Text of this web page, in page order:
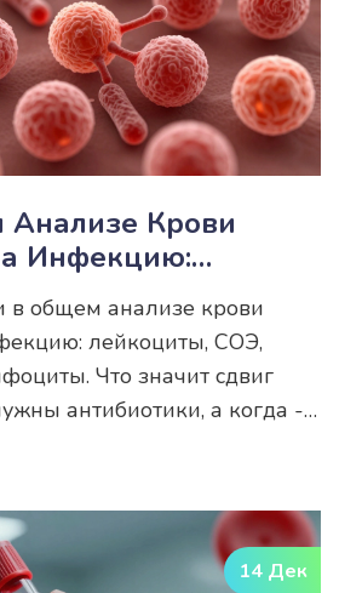
Крови
Инфекцию:
И Что Они
в общем анализе крови
лейкоциты, СОЭ,
Что значит сдвиг
антибиотики, а когда -
14 Дек